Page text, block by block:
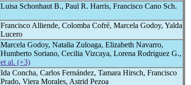
Luisa Schonhaut B., Paul R. Harris, Francisco Cano Sch.
Francisco Alliende, Colomba Cofré, Marcela Godoy, Yalda
Lucero
Marcela Godoy, Natalia Zuloaga, Elizabeth Navarro,
Humberto Soriano, Cecilia Vizcaya, Lorena Rodriguez G.,
et al. (+3)
Ida Concha, Carlos Fernández, Tamara Hirsch, Francisco
Prado, Viera Morales, Astrid Pezoa